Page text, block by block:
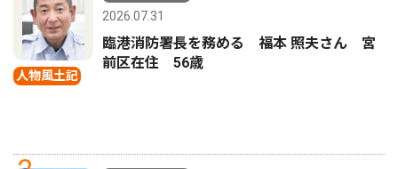
人物風土記
2026.07.31
臨港消防署長を務める 福本 照夫さん 宮
前区在住 56歳